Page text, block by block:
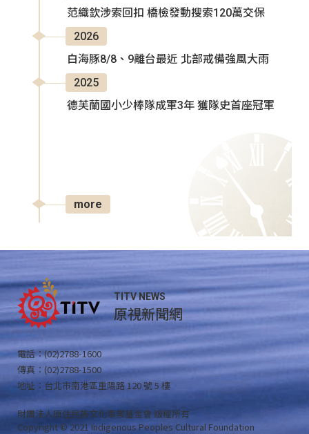
范織欽涉索回扣 橋檢發動搜索120萬交保
2026
白海豚8/8、9離台最近 北部戒備強風大雨
2025
德芙蘭國小少棒隊成軍3年 獲隊史首座冠軍
more
TITV NEWS
原視新聞網
電話：(02)2788-1600
傳真：(02)2788-1500
地址：台北市南港區重陽路 120 號 5 樓
財團法人原住民族文化事業基金會 版權所有
Copyright © 2021 Indigenous Peoples Cultural Foundation